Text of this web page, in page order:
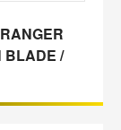
BLADE /